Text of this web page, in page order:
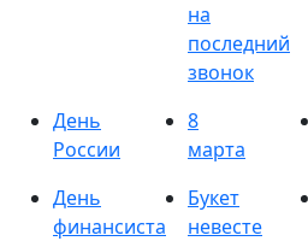
на
последний
звонок
День
России
8
марта
День
финансиста
Букет
невесте